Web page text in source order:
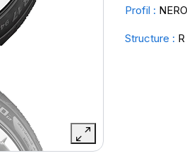
Profil :
Structure : R